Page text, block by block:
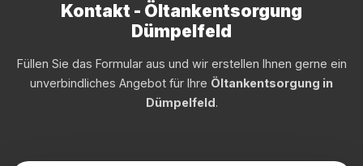
Kontakt - Öltankentsorgung
Dümpelfeld
Füllen Sie das Formular aus und wir erstellen Ihnen gerne ein
unverbindliches Angebot für Ihre Öltankentsorgung in
Dümpelfeld.